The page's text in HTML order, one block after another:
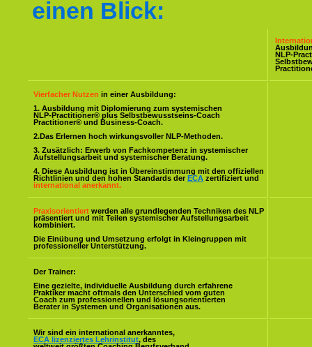
einen Blick:
NLP-
Vierfacher Nutzen in einer Ausbildung:
1. Ausbildung mit Diplomierung zum systemischen
NLP-Practitioner® plus Selbstbewusstseins-Coach
Practitioner® und Business-Coach.
2.Das Erlernen hoch wirkungsvoller NLP-Methoden.
3. Zusätzlich: Erwerb von Fachkompetenz in systemischer
Aufstellungsarbeit und systemischer Beratung.
4. Diese Ausbildung ist in Übereinstimmung mit den offiziellen
Richtlinien und den hohen Standards der ECA zertifiziert und
international anerkannt.
Praxisorientiert werden alle grundlegenden Techniken des NLP
präsentiert und mit Teilen systemischer Aufstellungsarbeit
kombiniert.
Die Einübung und Umsetzung erfolgt in Kleingruppen mit
professioneller Unterstützung.
Der Trainer:
Eine gezielte, individuelle Ausbildung durch erfahrene
Praktiker macht oftmals den Unterschied vom guten
Coach zum professionellen und lösungsorientierten
Berater in Systemen und Organisationen aus.
Wir sind ein international anerkanntes,
ECA lizenziertes Lehrinstitut, des